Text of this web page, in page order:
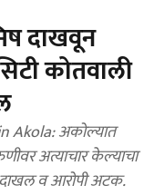
दाखवून
कोतवाली
Akola: अकोल्यात
अत्याचार केल्याचा
दाखल व आरोपी अटक.